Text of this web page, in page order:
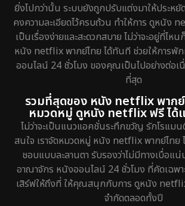
ยิ่งไปกว่านั้น ระบบยังถูกปรับแต่งมาให้ประห
คงความละเอียดไว้ครบถ้วน ทำให้การ ดูหนัง
เป็นเรื่องง่ายและสะดวกสบาย ไม่ว่าจะอยู่ที่ไหน
หนัง netflix พากย์ไทย ได้ทันที ช่วยให้การพั
ออนไลน์ 24 ชั่วโมง ของคุณเป็นไปอย่างต่อเ
ที่สุด
รวมที่สุดของ หนัง netflix พาก
หมวดหมู่ ดูหนัง netflix ฟรี ได้
ไม่ว่าจะเป็นแนวแอคชั่นระทึกขวัญ รักโรแม
สนใจ เราจัดหมวดหมู่ หนัง netflix พากย์ไทย
ชอบแบบละลานตา รับรองว่าไม่มีทางเบื่อแน่
อาณาจักร หนังออนไลน์ 24 ชั่วโมง ที่คัดเฉพ
เสิร์ฟให้ถึงที่ ให้คุณสนุกกับการ ดูหนัง
จำกัดตลอดทั้งปี